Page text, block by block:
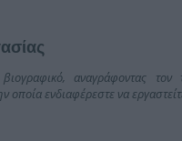
βιογραφικό, αναγράφοντας
οποία ενδιαφέρεστε να